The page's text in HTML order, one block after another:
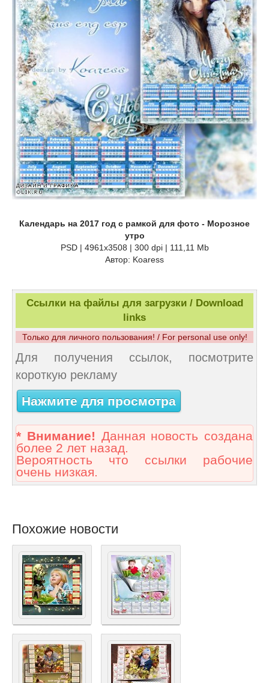
Календарь на 2017 год с рамкой для фото - Морозное
утро
PSD | 4961x3508 | 300 dpi | 111,11 Mb
Автор: Koaress
Ссылки на файлы для загрузки / Download
links
Только для личного пользования! / For personal use only!
Для получения ссылок, посмотрите
короткую рекламу
Нажмите для просмотра
* Внимание! Данная новость создана
более 2 лет назад.
Вероятность что ссылки рабочие
очень низкая.
Похожие новости